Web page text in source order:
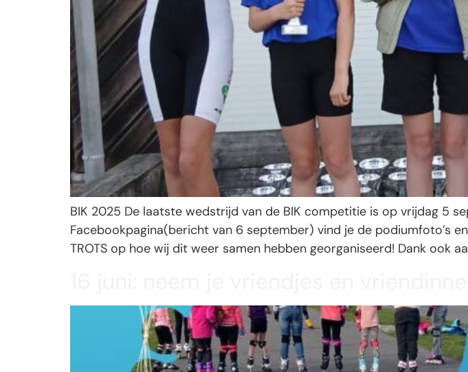
BIK 2025 De laatste wedstrijd van de BIK competitie is op vrijdag 5
Facebookpagina(bericht van 6 september) vind je de podiumfoto’s
TROTS op hoe wij dit weer samen hebben georganiseerd! Dank ook